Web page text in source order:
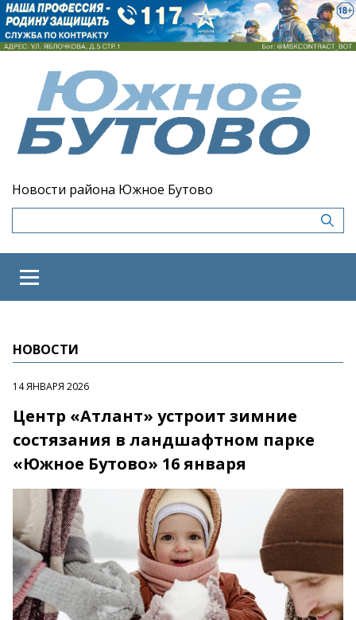
Новости района Южное Бутово
НОВОСТИ
14 ЯНВАРЯ 2026
Центр «Атлант» устроит зимние
состязания в ландшафтном парке
«Южное Бутово» 16 января